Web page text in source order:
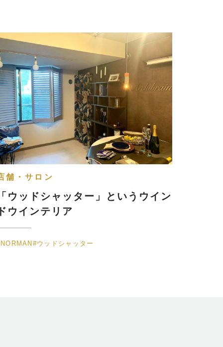
舗・サロン
ウッドシャッター」というウイン
ウインテリア
#ウッドシャッター